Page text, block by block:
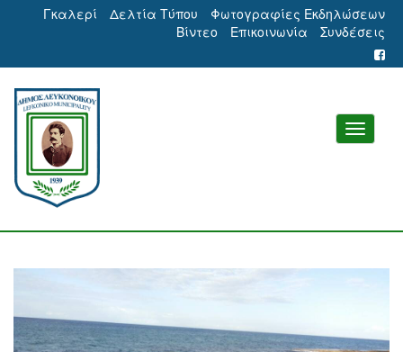
Γκαλερί Δελτία Τύπου
Φωτογραφίες Εκδηλώσεων
Βίντεο
Επικοινωνία Συνδέσεις